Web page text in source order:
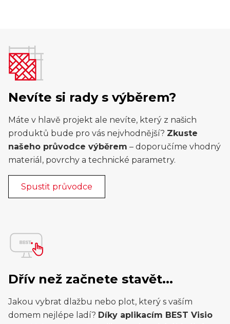
Nevíte si rady s výběrem?
Máte v hlavě projekt ale nevíte, který z našich
produktů bude pro vás nejvhodnější? Zkuste
našeho průvodce výběrem – doporučíme vhodný
materiál, povrchy a technické parametry.
Spustit průvodce
Dřív než začnete stavět...
Jakou vybrat dlažbu nebo plot, který s vaším
domem nejlépe ladí? Díky aplikacím BEST Visio